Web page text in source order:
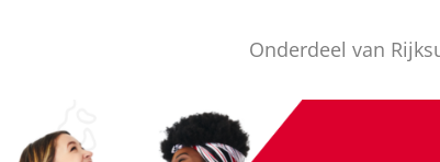
Onderdeel van